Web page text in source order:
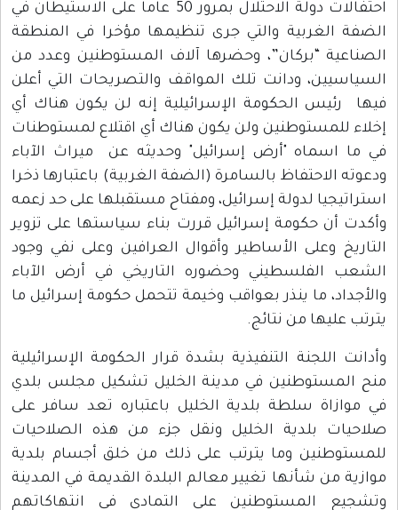
احتفالات دولة الاحتلال بمرور 50 عاما على الاستيطان في
الضفة الغربية والتي جرى تنظيمها مؤخرا في المنطقة
الصناعية “بركان”، وحضرها آلاف المستوطنين وعدد من
السياسيين، ودانت تلك المواقف والتصريحات التي أعلن
فيها رئيس الحكومة الإسرائيلية إنه لن يكون هناك أي
إخلاء للمستوطنين ولن يكون هناك أي اقتلاع لمستوطنات
في ما اسماه "أرض إسرائيل" وحديثه عن ميراث الآباء
ودعوته الاحتفاظ بالسامرة (الضفة الغربية) باعتبارها ذخرا
استراتيجيا لدولة إسرائيل، ومفتاح مستقبلها على حد زعمه
وأكدت أن حكومة إسرائيل قررت بناء سياستها على تزوير
التاريخ وعلى الأساطير وأقوال العرافين وعلى نفي وجود
الشعب الفلسطيني وحضوره التاريخي في أرض الآباء
والأجداد، ما ينذر بعواقب وخيمة تتحمل حكومة إسرائيل ما
يترتب عليها من نتائج.
وأدانت اللجنة التنفيذية بشدة قرار الحكومة الإسرائيلية
منح المستوطنين في مدينة الخليل تشكيل مجلس بلدي
في موازاة سلطة بلدية الخليل باعتباره تعد سافر على
صلاحيات بلدية الخليل ونقل جزء من هذه الصلاحيات
للمستوطنين وما يترتب على ذلك من خلق أجسام بلدية
موازية من شأنها تغيير معالم البلدة القديمة في المدينة
وتشجيع المستوطنين على التمادي في انتهاكاتهم